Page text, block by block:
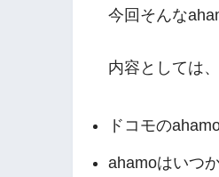
今回そんな
内容としては、
ドコモの
ahamoはいつ